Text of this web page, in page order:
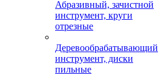
Абразивный, зачистной
инструмент, круги
отрезные
Деревообрабатывающий
инструмент, диски
пильные